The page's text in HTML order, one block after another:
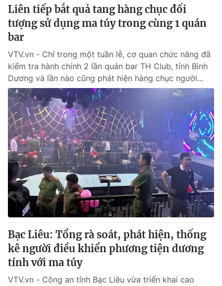
Liên tiếp bắt quả tang hàng chục đối
tượng sử dụng ma túy trong cùng 1 quán
bar
VTV.vn - Chỉ trong một tuần lễ, cơ quan chức năng đã
kiểm tra hành chính 2 lần quán bar TH Club, tỉnh Bình
Dương và lần nào cũng phát hiện hàng chục người...
Bạc Liêu: Tổng rà soát, phát hiện, thống
kê người điều khiển phương tiện dương
tính với ma túy
VTV.vn - Công an tỉnh Bạc Liêu vừa triển khai cao